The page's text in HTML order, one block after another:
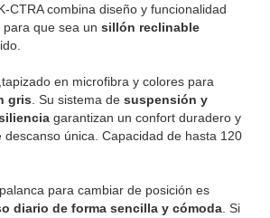
CTRA combina diseño y funcionalidad
que sea un sillón reclinable
en microfibra y colores para
gris. Su sistema de suspensión y
garantizan un confort duradero y
descanso única. Capacidad de hasta 120
para cambiar de posición es
diario de forma sencilla y cómoda. Si